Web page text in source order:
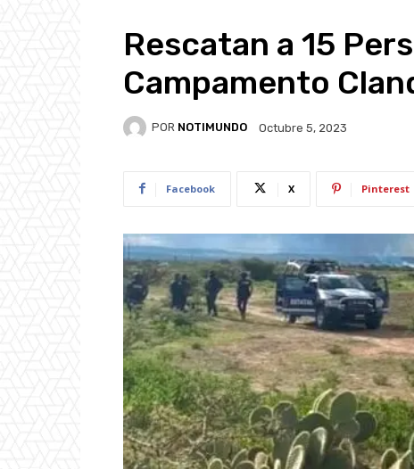
Rescatan a 15
Campamento
POR NOTIMUNDO Octubre 5, 2023
Facebook X Pinterest